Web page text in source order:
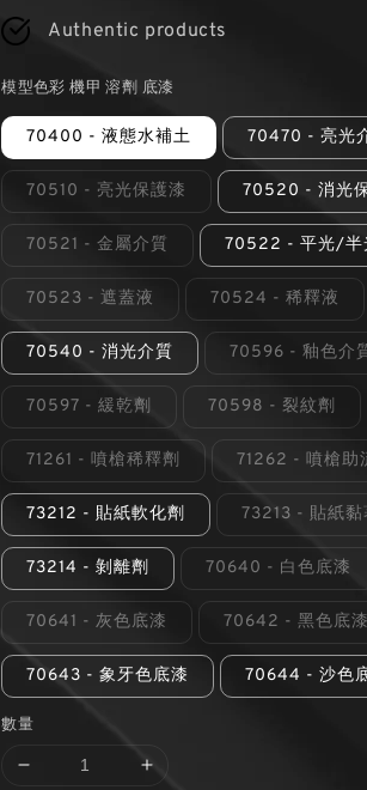
Authentic products
模型色彩 機甲 溶劑 底漆
70400 - 液態水補土 70470 - 亮光
70510 - 亮光保護漆 70520 - 消光
70521 - 金屬介質 70522 - 平光/半
70523 - 遮蓋液 70524 - 稀釋液
70540 - 消光介質 70596 - 釉色介
70597 - 緩乾劑 70598 - 裂紋劑
71261 - 噴槍稀釋劑 71262 - 噴槍助
73212 - 貼紙軟化劑 73213 - 貼紙黏
73214 - 剝離劑 70640 - 白色底漆
70641 - 灰色底漆 70642 - 黑色底漆
70643 - 象牙色底漆 70644 - 沙色
數量